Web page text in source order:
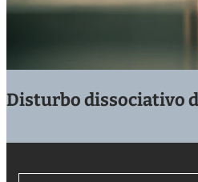
Disturbo dissociativo